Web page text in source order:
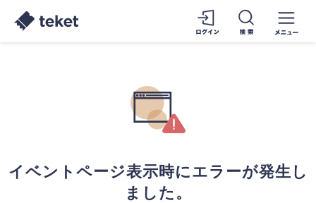
イベントページ表示時にエラーが発生し
ました。